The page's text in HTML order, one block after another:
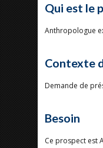
Qui est le
Anthropologue
Contexte
Demande de
Besoin
Ce prospect est